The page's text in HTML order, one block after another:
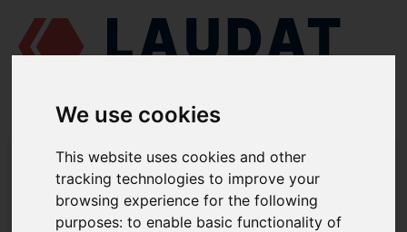
We use cookies
This website uses cookies and other
tracking technologies to improve your
browsing experience for the following
purposes:to enable basic functionality of
LAUDAT SUPPLY/СУДНОВІ ДВИГУНИ/ ПІВДЕНДИЗЕЛЬМАШ 6 Ч
LAUDAT SUPPLY